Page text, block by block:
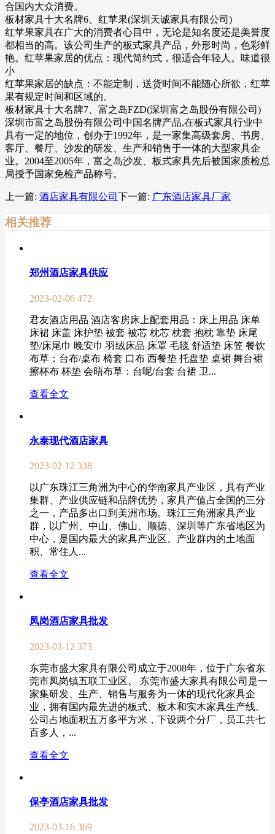
合国内大众消费。
板材家具十大名牌6、红苹果(深圳天诚家具有限公司)
红苹果家具在广大的消费者心目中，无论是知名度还是美誉度
都相当的高。该公司生产的板式家具产品，外形时尚，色彩鲜
艳。红苹果家居的优点：现代简约式，很适合年轻人。味道很
小
红苹果家居的缺点：不能定制，送货时间不能随心所欲，红苹
果有规定时间和区域的。
板材家具十大名牌7、富之岛FZD(深圳富之岛股份有限公司)
深圳市富之岛股份有限公司中国名牌产品,在板式家具行业中
具有一定的地位，创办于1992年，是一家集高级套房、书房、
客厅、餐厅、沙发的研发、生产和销售于一体的大型家具企
业。2004至2005年，富之岛沙发、板式家具先后被国家质检总
局授予国家免检产品称号。
上一篇: 酒店家具有限公司 下一篇: 广东酒店家具厂家
相关推荐
郑州酒店家具供应
2023-02-06 472
君友酒店用品 酒店客房床上配套用品：床上用品 床单
床裙 床盖 床护垫 被套 被芯 枕芯 枕套 抱枕 靠垫 床尾
垫/床尾巾 晚安巾 羽绒床品 床罩 毛毯 舒适垫 床笠 餐饮
布草：台布/桌布 椅套 口布 西餐垫 托盘垫 桌裙 舞台裙
擦杯布 杯垫 会晤布草：台呢/台套 台裙 卫...
查看全文
永泰现代酒店家具
2023-02-12 338
以广东珠江三角洲为中心的华南家具产业区，具有产业
集群、产业供应链和品牌优势，家具产值占全国的三分
之一，产品多出口到美洲市场。珠江三角洲家具产业
群，以广州、中山、佛山、顺德、深圳等广东省地区为
中心，是国内最大的家具产业区。产业群内的土地面
积、常住人...
查看全文
凤岗酒店家具批发
2023-03-12 373
东莞市盛大家具有限公司成立于2008年，位于广东省东
莞市凤岗镇五联工业区。 东莞市盛大家具有限公司是一
家集研发、生产、销售与服务为一体的现代化家具企
业，拥有国内最先进的板式、板木和实木家具生产线。
公司占地面积五万多平方米，下设两个分厂，员工共七
百多人，...
查看全文
保亭酒店家具批发
2023-03-16 369